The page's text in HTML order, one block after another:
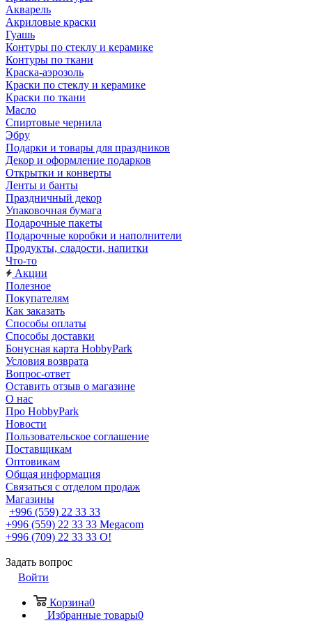
Акварель
Акриловые краски
Гуашь
Контуры по стеклу и керамике
Контуры по ткани
Краска-аэрозоль
Краски по стеклу и керамике
Краски по ткани
Масло
Спиртовые чернила
Эбру
Подарки и товары для праздников
Декор и оформление подарков
Открытки и конверты
Ленты и банты
Праздничный декор
Упаковочная бумага
Подарочные пакеты
Подарочные коробки и наполнители
Продукты, сладости, напитки
Что-то
Акции
Полезное
Покупателям
Как заказать
Способы оплаты
Способы доставки
Бонусная карта HobbyPark
Условия возврата
Вопрос-ответ
Оставить отзыв о магазине
О нас
Про HobbyPark
Новости
Пользовательское соглашение
Поставщикам
Оптовикам
Общая информация
Связаться с отделом продаж
Магазины
+996 (559) 22 33 33
+996 (559) 22 33 33 Megacom
+996 (709) 22 33 33 O!
Задать вопрос
Войти
Корзина0
Избранные товары0